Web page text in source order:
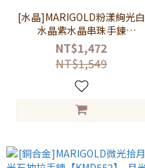
[水晶]MARIGOLD粉漾絢光白
水晶紫水晶串珠手鍊
【KMD559】-白水晶+紫水晶
NT$1,472
NT$1,549